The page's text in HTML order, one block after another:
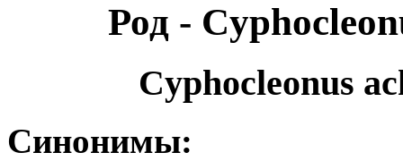
Род -
Cyphocleonus
Синонимы: